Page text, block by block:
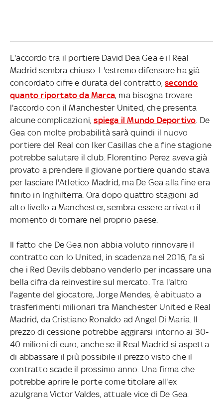
L'accordo tra il portiere David Dea Gea e il Real
Madrid sembra chiuso. L'estremo difensore ha già
concordato cifre e durata del contratto,secondo
quanto riportato da Marca, ma bisogna trovare
l'accordo con il Manchester United, che presenta
alcune complicazioni,spiega il Mundo Deportivo . De
Gea con molte probabilità sarà quindi il nuovo
portiere del Real con Iker Casillas che a fine stagione
potrebbe salutare il club. Florentino Perez aveva già
provato a prendere il giovane portiere quando stava
per lasciare l'Atletico Madrid, ma De Gea alla fine era
finito in Inghilterra. Ora dopo quattro stagioni ad
alto livello a Manchester, sembra essere arrivato il
momento di tornare nel proprio paese.
Il fatto che De Gea non abbia voluto rinnovare il
contratto con lo United, in scadenza nel 2016, fa sì
che i Red Devils debbano venderlo per incassare una
bella cifra da reinvestire sul mercato. Tra l'altro
l'agente del giocatore, Jorge Mendes, è abituato a
trasferimenti milionari tra Manchester United e Real
Madrid, da Cristiano Ronaldo ad Angel Di Maria. Il
prezzo di cessione potrebbe aggirarsi intorno ai 30-
40 milioni di euro, anche se il Real Madrid si aspetta
di abbassare il più possibile il prezzo visto che il
contratto scade il prossimo anno. Una firma che
potrebbe aprire le porte come titolare all'ex
azulgrana Victor Valdes, attuale vice di De Gea.